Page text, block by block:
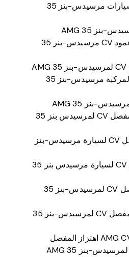
حملة مفصل CV لسيارات مرسيدس-بنز 35
موقع ويب مفصل عمود CV مرسيدس-بنز 35
أعراض مفصل CV لمركبة مرسيدس-بنز 35
دعوى قضائية ضد مفصل CV لمرسيدس بنز 35
استبدال غلاف مفصل CV لسيارة مرسيدس-بنز
إصلاح غطاء مفصل CV لسيارة مرسيدس بنز 35
مجموعة غلاف مفصل CV لمرسيدس-بنز 35
زيت تشحيم غلاف مفصل CV لمرسيدس-بنز 35